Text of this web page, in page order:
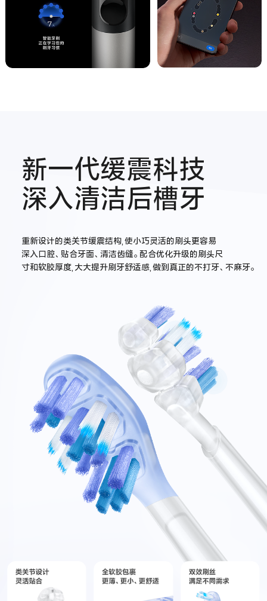
新一代缓震科技
深入清洁后槽牙
重新设计的类关节缓震结构,使小巧灵活的刷头更容易
深入口腔、贴合牙面、清洁齿缝。配合优化升级的刷头尺
寸和软胶厚度,大大提升刷牙舒适感,做到真正的不打牙、不麻牙。